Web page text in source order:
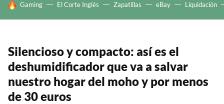
HOY SE HABLA DE
Gaming El Corte Inglés Zapatillas eBay Liquidación
Silencioso y compacto: así es el
deshumidificador que va a salvar
nuestro hogar del moho y por menos
de 30 euros